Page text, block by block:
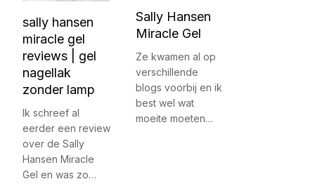
sally hansen
miracle gel
reviews | gel
nagellak
zonder lamp
Ik schreef al
eerder een review
over de Sally
Hansen Miracle
Gel en was zo…
Sally Hansen
Miracle Gel
Ze kwamen al op
verschillende
blogs voorbij en ik
best wel wat
moeite moeten…